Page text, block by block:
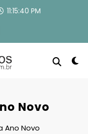
11:15:40 PM
Novo
Ano Novo